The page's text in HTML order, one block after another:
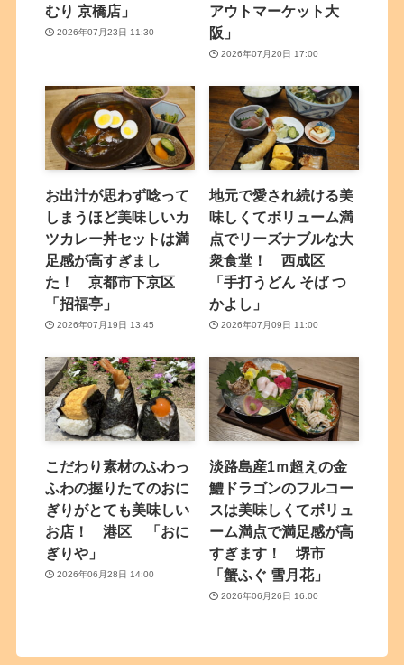
むり 京橋店」
2026年07月23日 11:30
アウトマーケット大
阪」
2026年07月20日 17:00
お出汁が思わず唸って
しまうほど美味しいカ
ツカレー丼セットは満
足感が高すぎまし
た！ 京都市下京区
「招福亭」
2026年07月19日 13:45
地元で愛され続ける美
味しくてボリューム満
点でリーズナブルな大
衆食堂！ 西成区
「手打うどん そば つ
かよし」
2026年07月09日 11:00
こだわり素材のふわっ
ふわの握りたてのおに
ぎりがとても美味しい
お店！ 港区 「おに
ぎりや」
2026年06月28日 14:00
淡路島産1ｍ超えの金
鱧ドラゴンのフルコー
スは美味しくてボリュ
ーム満点で満足感が高
すぎます！ 堺市
「蟹ふぐ 雪月花」
2026年06月26日 16:00